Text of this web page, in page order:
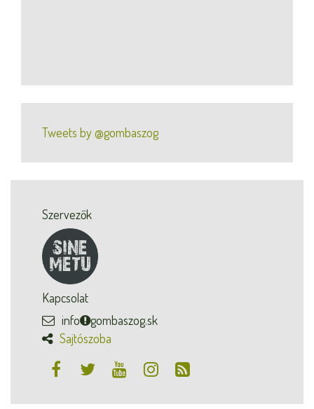
Tweets by @gombaszog
Szervezők
Kapcsolat
info
gombaszog.sk
Sajtószoba